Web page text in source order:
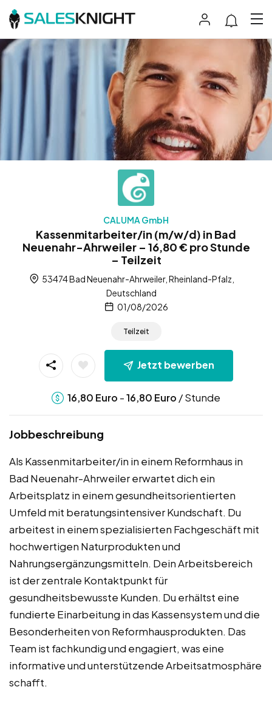
CALUMA GmbH
Kassenmitarbeiter/in (m/w/d) in Bad
Neuenahr-Ahrweiler – 16,80 € pro Stunde
– Teilzeit
53474 Bad Neuenahr-Ahrweiler, Rheinland-Pfalz,
Deutschland
01/08/2026
Teilzeit
Jetzt bewerben
16,80 Euro -16,80 Euro / Stunde
Jobbeschreibung
Als Kassenmitarbeiter/in in einem Reformhaus in
Bad Neuenahr-Ahrweiler erwartet dich ein
Arbeitsplatz in einem gesundheitsorientierten
Umfeld mit beratungsintensiver Kundschaft. Du
arbeitest in einem spezialisierten Fachgeschäft mit
hochwertigen Naturprodukten und
Nahrungsergänzungsmitteln. Dein Arbeitsbereich
ist der zentrale Kontaktpunkt für
gesundheitsbewusste Kunden. Du erhältst eine
fundierte Einarbeitung in das Kassensystem und die
Besonderheiten von Reformhausprodukten. Das
Team ist fachkundig und engagiert, was eine
informative und unterstützende Arbeitsatmosphäre
schafft.